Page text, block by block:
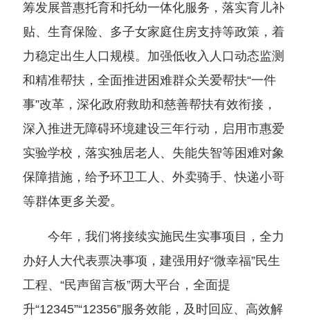
筹发展普惠托育和托幼一体化服务，落实育儿补
贴、生育保险、多子女家庭住房支持等政策，着
力稳定出生人口规模。加强低收入人口动态监测
和精准帮扶，全面推进困难群众关爱帮扶“一件
事”改革，深化政府救助和慈善帮扶有效衔接，
深入推进无障碍环境建设三年行动，启用市惠爱
实验学校，落实独居老人、失能失智等困难对象
保障措施，给予环卫工人、外卖骑手、快递小哥
等群体更多关爱。
今年，我们将接续实施民生实事项目，全力
办好人大代表票决事项，建强用好“微幸福”民生
工程、“民声留言板”两大平台，全面提
升“12345”“12356”服务效能，及时回应、高效解